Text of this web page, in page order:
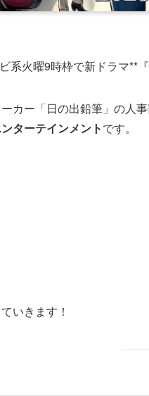
系火曜9時枠で新ドラマ**
カー「日の出鉛筆」の人
ターテインメントです。
いきます！